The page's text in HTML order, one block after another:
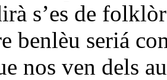
s’es de
benlèu seriá
nos ven dels